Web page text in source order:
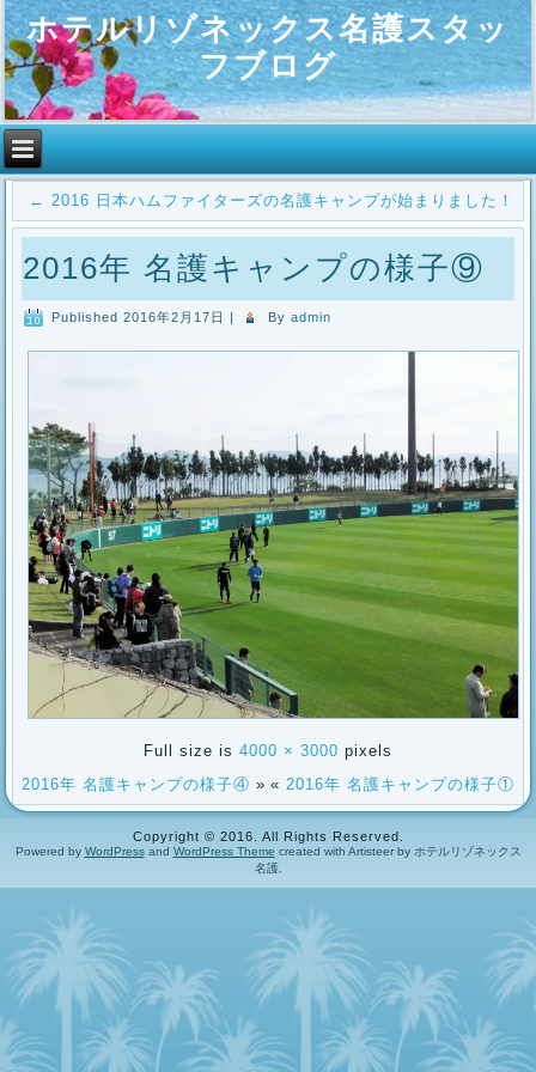
ホテルリゾネックス名護スタッ
フブログ
← 2016 日本ハムファイターズの名護キャンプが始まりました！
2016年 名護キャンプの様子⑨
Published 2016年2月17日 By admin
Full size is 4000 × 3000 pixels
2016年 名護キャンプの様子④ » « 2016年 名護キャンプの様子①
Copyright © 2016. All Rights Reserved.
Powered by WordPressand WordPress Theme created with Artisteer by ホテルリゾネックス
名護.